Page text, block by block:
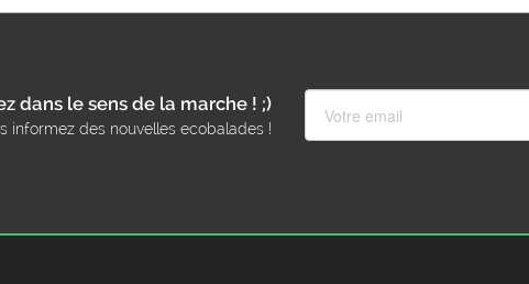
dans le sens de la marche ! ;)
informez des nouvelles ecobalades !